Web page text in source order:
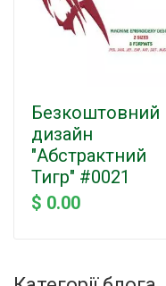
Безкоштовний
дизайн
"Абстрактний
Тигр" #0021
$ 0.00